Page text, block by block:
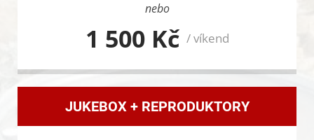
nebo
1 500 Kč / víkend
JUKEBOX + REPRODUKTORY